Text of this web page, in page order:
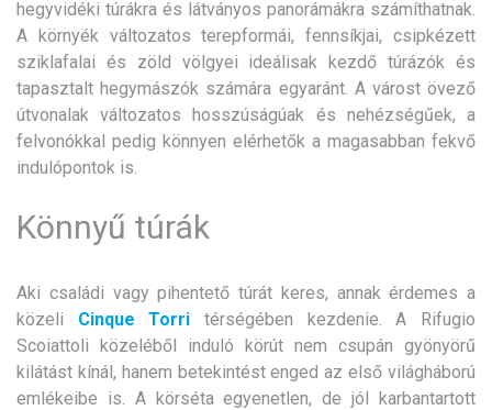
hegyvidéki túrákra és látványos panorámákra számíthatnak.
A környék változatos terepformái, fennsíkjai, csipkézett
sziklafalai és zöld völgyei ideálisak kezdő túrázók és
tapasztalt hegymászók számára egyaránt. A várost övező
útvonalak változatos hosszúságúak és nehézségűek, a
felvonókkal pedig könnyen elérhetők a magasabban fekvő
indulópontok is.
Könnyű túrák
Aki családi vagy pihentető túrát keres, annak érdemes a
közeli Cinque Torri térségében kezdenie. A Rifugio
Scoiattoli közeléből induló körút nem csupán gyönyörű
kilátást kínál, hanem betekintést enged az első világháború
emlékeibe is. A körséta egyenetlen, de jól karbantartott